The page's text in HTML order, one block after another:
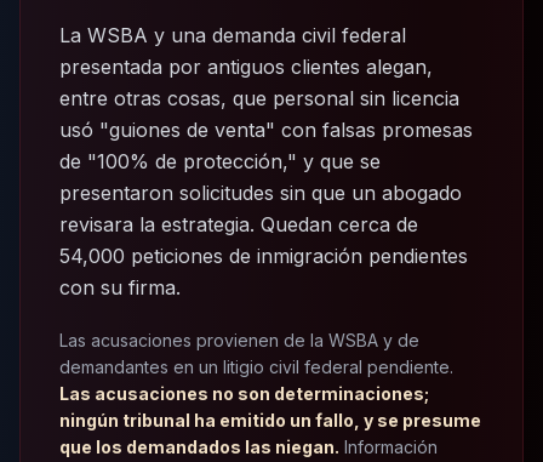
La WSBA y una demanda civil federal
presentada por antiguos clientes alegan,
entre otras cosas, que personal sin licencia
usó "guiones de venta" con falsas promesas
de "100% de protección," y que se
presentaron solicitudes sin que un abogado
revisara la estrategia. Quedan cerca de
54,000 peticiones de inmigración pendientes
con su firma.
Las acusaciones provienen de la WSBA y de
demandantes en un litigio civil federal pendiente.
Las acusaciones no son determinaciones;
ningún tribunal ha emitido un fallo, y se presume
que los demandados las niegan. Información